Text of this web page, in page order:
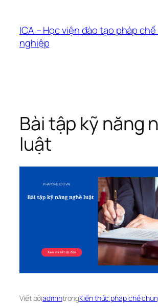
phầnICA – Học viện đào tạo pháp
nghiệp
Bài tập kỹ năng
luật
Viết bởiadmintrongKiến thức pháp chế